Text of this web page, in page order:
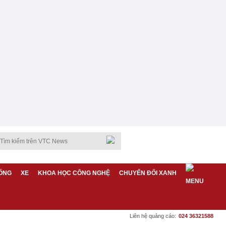
XE KHOA HỌC CÔNG NGHỆ CHUYỂN ĐỔI XANH
Liên hệ quảng cáo: 024 36321588